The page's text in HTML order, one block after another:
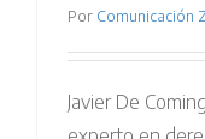
Por Comunicación
Javier De